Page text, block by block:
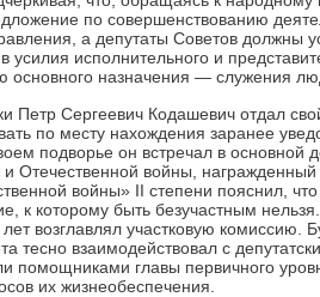
по совершенствованию
а депутаты Советов должны
усилия исполнительного и
основного назначения — служения
Петр Сергеевич Кодашевич отдал
по месту нахождения заранее
подворье он встречал в основной
Отечественной войны,
войны» II степени пояснил,
к которому быть безучастным
возглавлял участковую комиссию.
тесно взаимодействовал с
помощниками главы первичного
их жизнеобеспечения.